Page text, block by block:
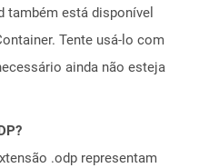
também está disponível
Tente usá-lo com
ainda não esteja
.odp representam